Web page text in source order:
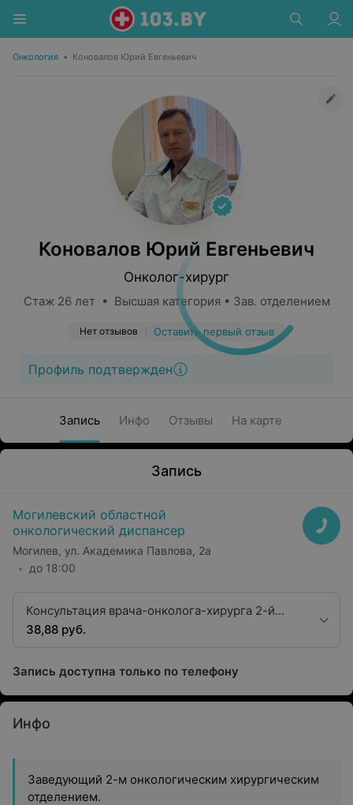
Онкология • Коновалов Юрий Евгеньевич
Коновалов Юрий Евгеньевич
Онколог-хирург
Стаж 26 лет • Высшая категория • Зав. отделением
Нет отзывов Оставить первый отзыв
Профиль подтвержден
Запись Инфо Отзывы На карте
Запись
Могилевский областной
онкологический диспансер
Могилев, ул. Академика Павлова, 2а
до 18:00
Консультация врача-онколога-хирурга 2-й
квалификационной категории
38,88 руб.
Запись доступна только по телефону
Инфо
Заведующий 2-м онкологическим хирургическим
отделением.